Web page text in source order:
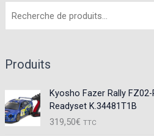
Produits
Kyosho Fazer Rally
Readyset K.34481T1B
319,50€ TTC